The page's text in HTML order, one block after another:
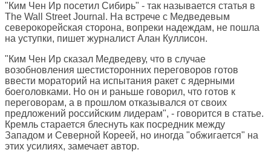
"Ким Чен Ир посетил Сибирь" - так называется статья в
The Wall Street Journal . На встрече с Медведевым
северокорейская сторона, вопреки надеждам, не пошла
на уступки, пишет журналист Алан Куллисон.
"Ким Чен Ир сказал Медведеву, что в случае
возобновления шестисторонних переговоров готов
ввести мораторий на испытания ракет с ядерными
боеголовками. Но он и раньше говорил, что готов к
переговорам, а в прошлом отказывался от своих
предложений российским лидерам", - говорится в статье.
Кремль старается блеснуть как посредник между
Западом и Северной Кореей, но иногда "обжигается" на
этих усилиях, замечает автор.